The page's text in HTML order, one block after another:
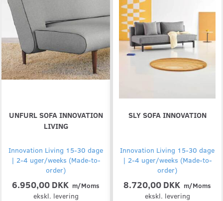
UNFURL SOFA INNOVATION
LIVING
Innovation Living 15-30 dage
| 2-4 uger/weeks (Made-to-
order)
6.950,00 DKK m/Moms
ekskl. levering
SLY SOFA INNOVATION
Innovation Living 15-30 dage
| 2-4 uger/weeks (Made-to-
order)
8.720,00 DKK m/Moms
ekskl. levering